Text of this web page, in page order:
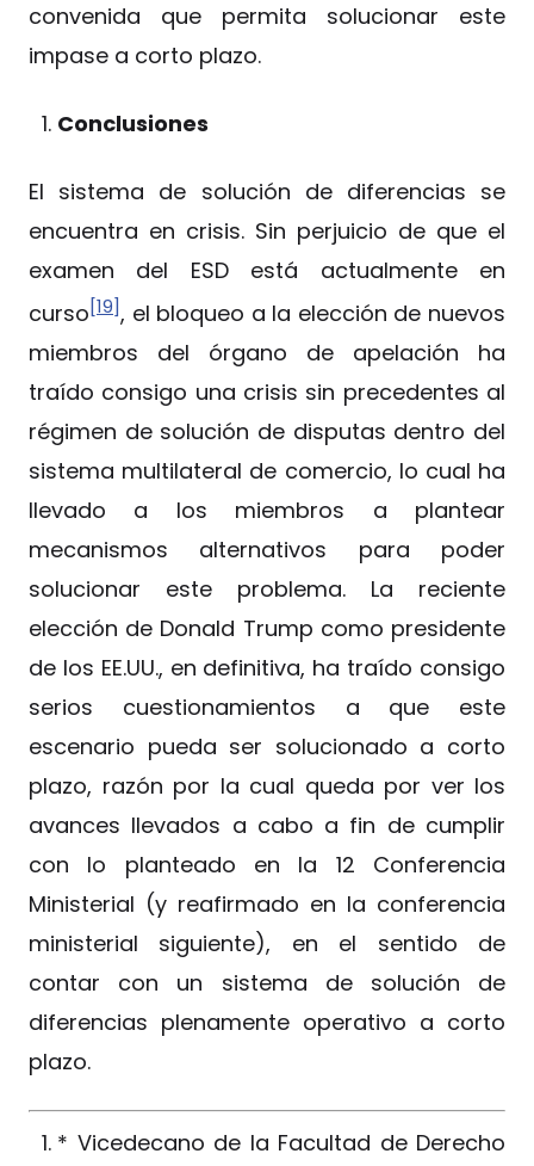
convenida que permita solucionar este
impase a corto plazo.
Conclusiones
El sistema de solución de diferencias se
encuentra en crisis. Sin perjuicio de que el
examen del ESD está actualmente en
curso[19], el bloqueo a la elección de nuevos
miembros del órgano de apelación ha
traído consigo una crisis sin precedentes al
régimen de solución de disputas dentro del
sistema multilateral de comercio, lo cual ha
llevado a los miembros a plantear
mecanismos alternativos para poder
solucionar este problema. La reciente
elección de Donald Trump como presidente
de los EE.UU., en definitiva, ha traído consigo
serios cuestionamientos a que este
escenario pueda ser solucionado a corto
plazo, razón por la cual queda por ver los
avances llevados a cabo a fin de cumplir
con lo planteado en la 12 Conferencia
Ministerial (y reafirmado en la conferencia
ministerial siguiente), en el sentido de
contar con un sistema de solución de
diferencias plenamente operativo a corto
plazo.
* Vicedecano de la Facultad de Derecho